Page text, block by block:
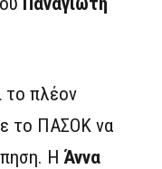
το πλέον
το ΠΑΣΟΚ να
Η Άννα